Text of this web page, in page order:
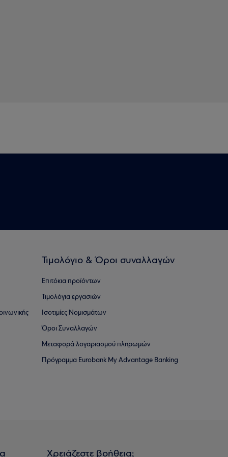
Τιμολόγιο & Όροι συναλλαγών
Επιτόκια προϊόντων
Τιμολόγια εργασιών
Ισοτιμίες Νομισμάτων
Όροι Συναλλαγών
Μεταφορά λογαριασμού πληρωμών
Πρόγραμμα Eurobank My Advantage Banking
Χρειάζεστε βοήθεια;